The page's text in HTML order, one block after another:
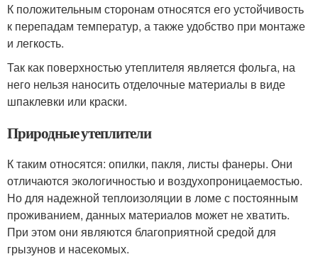
К положительным сторонам относятся его устойчивость
к перепадам температур, а также удобство при монтаже
и легкость.
Так как поверхностью утеплителя является фольга, на
него нельзя наносить отделочные материалы в виде
шпаклевки или краски.
Природные утеплители
К таким относятся: опилки, пакля, листы фанеры. Они
отличаются экологичностью и воздухопроницаемостью.
Но для надежной теплоизоляции в ломе с постоянным
проживанием, данных материалов может не хватить.
При этом они являются благоприятной средой для
грызунов и насекомых.